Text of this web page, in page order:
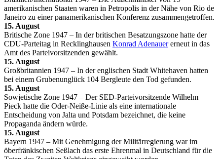
amerikanischen Staaten waren in Petropolis in der Nähe von Rio de
Janeiro zu einer panamerikanischen Konferenz zusammengetroffen.
15. August
Britische Zone 1947 – In der britischen Besatzungszone hatte der
CDU-Parteitag in Recklinghausen Konrad Adenauererneut in das
Amt des Parteivorsitzenden gewählt.
15. August
Großbritannien 1947 – In der englischen Stadt Whitehaven hatten
bei einem Grubenunglück 104 Bergleute den Tod gefunden.
15. August
Sowjetische Zone 1947 – Der SED-Parteivorsitzende Wilhelm
Pieck hatte die Oder-Neiße-Linie als eine internationale
Entscheidung von Jalta und Potsdam bezeichnet, die keine
Propaganda ändern würde.
15. August
Bayern 1947 – Mit Genehmigung der Militärregierung war im
öberfränkischen Seßlach das erste Ehrenmal in Deutschland für die